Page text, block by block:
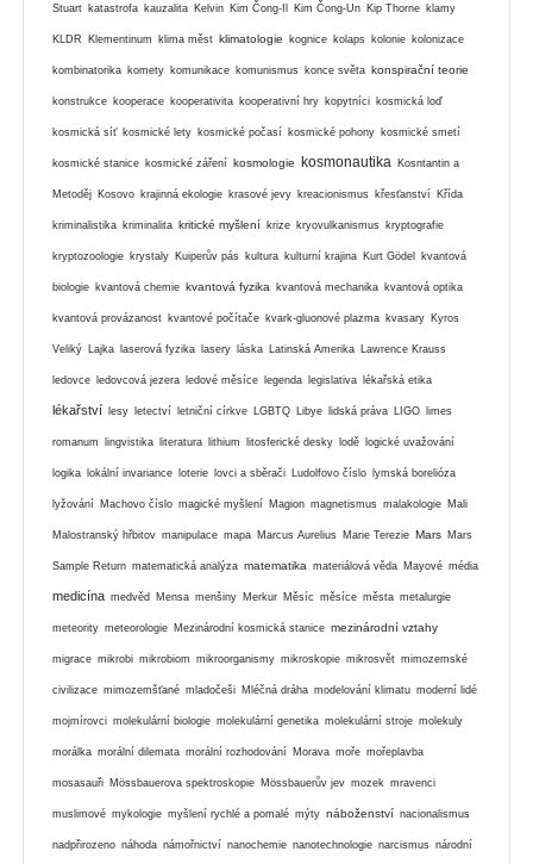
Stuart katastrofa kauzalita Kelvin Kim Čong-Il Kim Čong-Un Kip Thorne klamy
KLDR Klementinum klima měst klimatologie kognice kolaps kolonie kolonizace
kombinatorika komety komunikace komunismus konce světa konspirační teorie
konstrukce kooperace kooperativita kooperativní hry kopytníci kosmická loď
kosmická síť kosmické lety kosmické počasí kosmické pohony kosmické smetí
kosmické stanice kosmické záření kosmologie kosmonautika Kosntantin a
Metoděj Kosovo krajinná ekologie krasové jevy kreacionismus křesťanství Křída
kriminalistika kriminalita kritické myšlení krize kryovulkanismus kryptografie
kryptozoologie krystaly Kuiperův pás kultura kulturní krajina Kurt Gödel kvantová
biologie kvantová chemie kvantová fyzika kvantová mechanika kvantová optika
kvantová provázanost kvantové počítače kvark-gluonové plazma kvasary Kyros
Veliký Lajka laserová fyzika lasery láska Latinská Amerika Lawrence Krauss
ledovce ledovcová jezera ledové měsíce legenda legislativa lékařská etika
lékařství lesy letectví letniční církve LGBTQ Libye lidská práva LIGO limes
romanum lingvistika literatura lithium litosferické desky lodě logické uvažování
logika lokální invariance loterie lovci a sběrači Ludolfovo číslo lymská borelióza
lyžování Machovo číslo magické myšlení Magion magnetismus malakologie Mali
Malostranský hřbitov manipulace mapa Marcus Aurelius Marie Terezie Mars Mars
Sample Return matematická analýza matematika materiálová věda Mayové média
medicína medvěd Mensa menšiny Merkur Měsíc měsíce města metalurgie
meteority meteorologie Mezinárodní kosmická stanice mezinárodní vztahy
migrace mikrobi mikrobiom mikroorganismy mikroskopie mikrosvět mimozemské
civilizace mimozemšťané mladočeši Mléčná dráha modelování klimatu moderní lidé
mojmírovci molekulární biologie molekulární genetika molekulární stroje molekuly
morálka morální dilemata morální rozhodování Morava moře mořeplavba
mosasauři Mössbauerova spektroskopie Mössbauerův jev mozek mravenci
muslimové mykologie myšlení rychlé a pomalé mýty náboženství nacionalismus
nadpřirozeno náhoda námořnictví nanochemie nanotechnologie narcismus národní